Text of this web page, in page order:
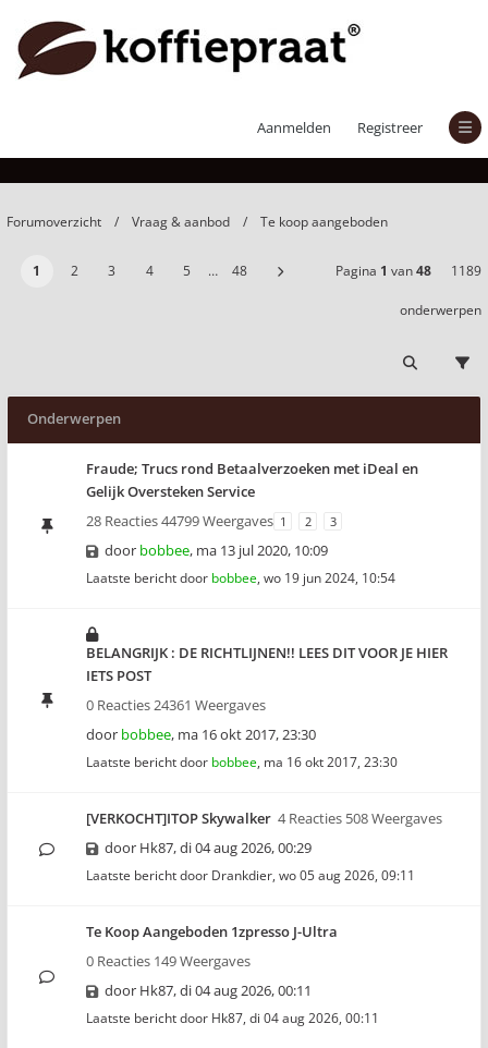
Aanmelden Registreer
Forumoverzicht Vraag & aanbod Te koop aangeboden
1 2 3 4 5 … 48 Pagina 1 van48 1189
onderwerpen
Onderwerpen
Fraude; Trucs rond Betaalverzoeken met iDeal en
Gelijk Oversteken Service
28 Reacties 44799 Weergaves 1 2 3
door bobbee, ma 13 jul 2020, 10:09
Laatste bericht door bobbee, wo 19 jun 2024, 10:54
BELANGRIJK : DE RICHTLIJNEN!! LEES DIT VOOR JE HIER
IETS POST
0 Reacties 24361 Weergaves
door bobbee, ma 16 okt 2017, 23:30
Laatste bericht door bobbee, ma 16 okt 2017, 23:30
[VERKOCHT]ITOP Skywalker 4 Reacties 508 Weergaves
door Hk87,di 04 aug 2026, 00:29
Laatste bericht door Drankdier, wo 05 aug 2026, 09:11
Te Koop Aangeboden 1zpresso J-Ultra
0 Reacties 149 Weergaves
door Hk87,di 04 aug 2026, 00:11
Laatste bericht door Hk87, di 04 aug 2026, 00:11